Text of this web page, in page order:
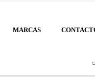
MARCAS